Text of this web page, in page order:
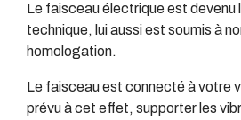
Le faisceau électrique est devenu
technique, lui aussi est soumis à
homologation.
Le faisceau est connecté à votre
prévu à cet effet, supporter les